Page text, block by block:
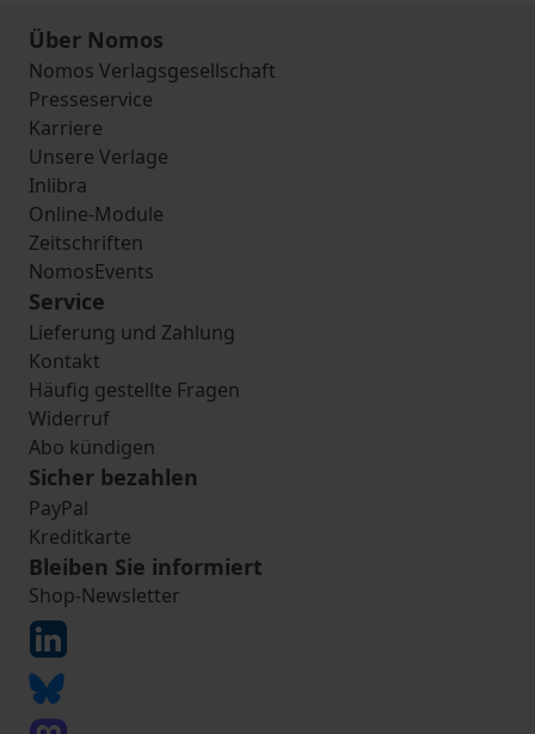
Über Nomos
Nomos Verlagsgesellschaft
Presseservice
Karriere
Unsere Verlage
Inlibra
Online-Module
Zeitschriften
NomosEvents
Service
Lieferung und Zahlung
Kontakt
Häufig gestellte Fragen
Widerruf
Abo kündigen
Sicher bezahlen
PayPal
Kreditkarte
Bleiben Sie informiert
Shop-Newsletter